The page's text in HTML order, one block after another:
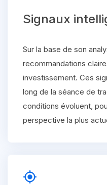
Signaux
Sur la base de son
recommandations
investissement. Ces
long de la séance de
conditions évoluent,
perspective la plus
gps_fixed